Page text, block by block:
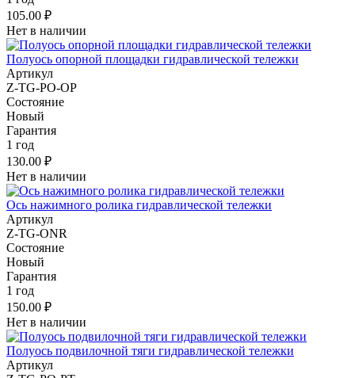
105.00 ₽
Нет в наличии
Полуось опорной площадки гидравлической тележки
Артикул
Z-TG-PO-OP
Состояние
Новый
Гарантия
1 год
130.00 ₽
Нет в наличии
Ось нажимного ролика гидравлической тележки
Артикул
Z-TG-ONR
Состояние
Новый
Гарантия
1 год
150.00 ₽
Нет в наличии
Полуось подвилочной тяги гидравлической тележки
Артикул